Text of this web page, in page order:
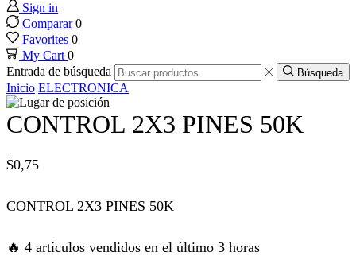
panel
panel
panel
Sign in
Comparar0
Favorites 0
My Cart0
Entrada de búsqueda
Búsqueda
Inicio ELECTRONICA
CONTROL 2X3 PINES 50K
$0,75
CONTROL 2X3 PINES 50K
🔥 4 artículos vendidos en el último 3 horas